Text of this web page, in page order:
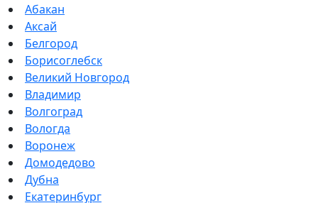
Абакан
Аксай
Белгород
Борисоглебск
Великий Новгород
Владимир
Волгоград
Вологда
Воронеж
Домодедово
Дубна
Екатеринбург